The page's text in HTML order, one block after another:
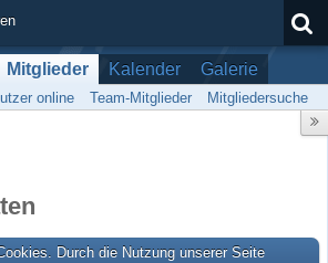
Mitglieder Kalender Galerie
online Team-Mitglieder Mitgliedersuche
Durch die Nutzung unserer Seite